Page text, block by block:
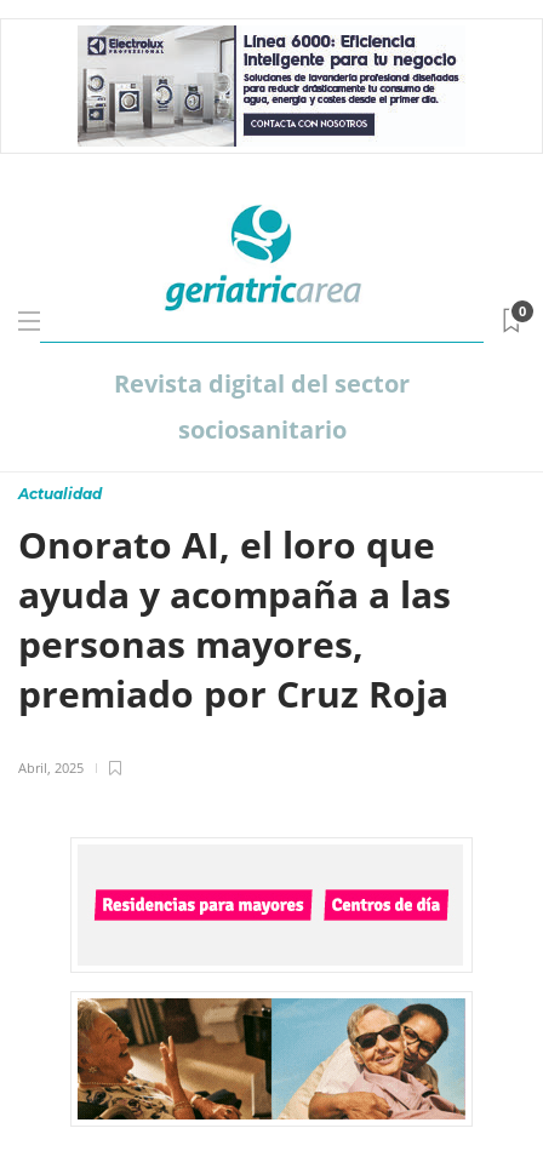
Revista digital del sector
sociosanitario
0
Actualidad
Onorato AI, el loro que
ayuda y acompaña a las
personas mayores,
premiado por Cruz Roja
Abril, 2025